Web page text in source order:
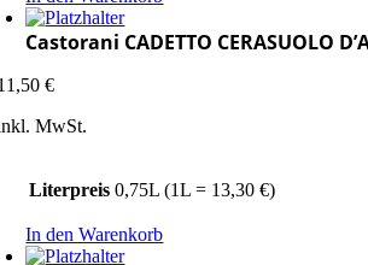
Castorani CADETTO CERASUOLO
€
MwSt.
Literpreis 0,75L (1L = 13,30 €)
In den Warenkorb